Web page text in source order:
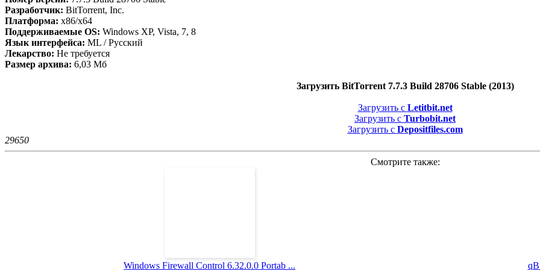
Разработчик: BitTorrent, Inc.
Платформа: х86/х64
Поддерживаемые OS: Windows XP, Vista, 7, 8
Язык интерфейса: ML / Русский
Лекарство: Не требуется
Размер архива: 6,03 Мб
Загрузить BitTorrent 7.7.3 Build 28706 Stable (2013)
Загрузить с Letitbit.net
Загрузить с Turbobit.net
Загрузить с Depositfiles.com
29650
Смотрите также:
Windows Firewall Control 6.32.0.0 Portab ...